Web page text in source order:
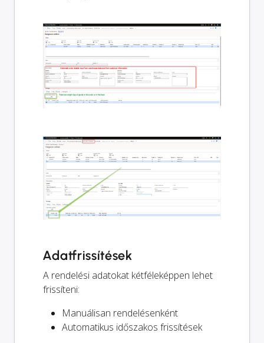
Adatfrissítések
A rendelési adatokat kétféleképpen lehet
frissíteni:
Manuálisan rendelésenként
Automatikus időszakos frissítések